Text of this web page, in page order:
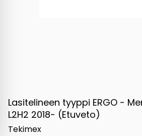
Lasitelineen tyyppi ERGO -
L2H2 2018- (Etuveto)
Tekimex